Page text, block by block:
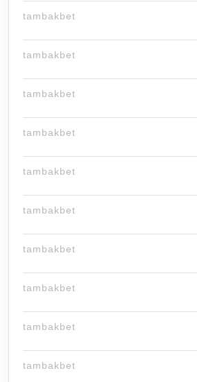
tambakbet
tambakbet
tambakbet
tambakbet
tambakbet
tambakbet
tambakbet
tambakbet
tambakbet
tambakbet